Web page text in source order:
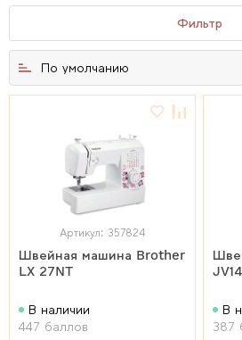
Фильтр
По умолчанию
Артикул: 357824
Швейная машина Brother
LX 27NT
В наличии
447 баллов
В
387